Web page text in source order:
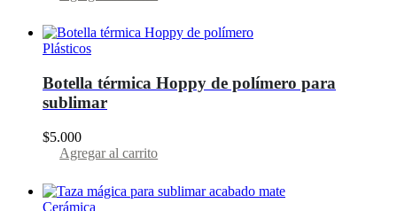
Plásticos
Botella térmica Hoppy de polímero para
sublimar
$5.000
Agregar al carrito
Cerámica